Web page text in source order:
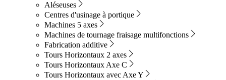
Aléseuses
Centres d'usinage à portique
Machines 5 axes
Machines de tournage fraisage multifonctions
Fabrication additive
Tours Horizontaux 2 axes
Tours Horizontaux Axe C
Tours Horizontaux avec Axe Y